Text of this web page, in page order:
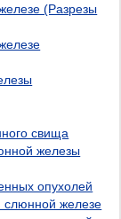
(Разрезы
свища
железы
опухолей
слюнной железе